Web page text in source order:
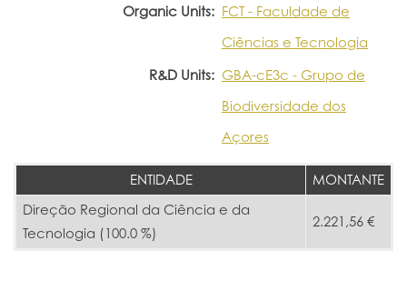
Organic Units: FCT - Faculdade de
Ciências e Tecnologia
R&D Units: GBA-cE3c - Grupo de
Biodiversidade dos
Açores
ENTIDADE
MONTANTE
Direção Regional da Ciência e da
Tecnologia (100.0 %)
2.221,56 €